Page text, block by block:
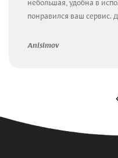
небольшая, удобна в
понравился ваш сервис.
Anisimov